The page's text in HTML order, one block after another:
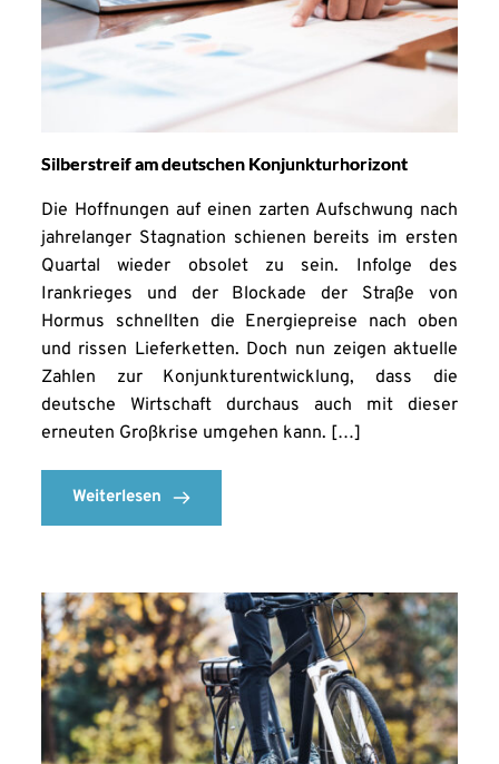
Silberstreif am deutschen Konjunkturhorizont
Die Hoffnungen auf einen zarten Aufschwung nach
jahrelanger Stagnation schienen bereits im ersten
Quartal wieder obsolet zu sein. Infolge des
Irankrieges und der Blockade der Straße von
Hormus schnellten die Energiepreise nach oben
und rissen Lieferketten. Doch nun zeigen aktuelle
Zahlen zur Konjunkturentwicklung, dass die
deutsche Wirtschaft durchaus auch mit dieser
erneuten Großkrise umgehen kann. […]
Weiterlesen